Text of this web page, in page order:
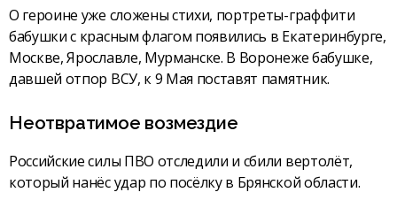
О героине уже сложены стихи, портреты-граффити
бабушки с красным флагом появились в Екатеринбурге,
Москве, Ярославле, Мурманске. В Воронеже бабушке,
давшей отпор ВСУ, к 9 Мая поставят памятник.
Неотвратимое возмездие
Российские силы ПВО отследили и сбили вертолёт,
который нанёс удар по посёлку в Брянской области.